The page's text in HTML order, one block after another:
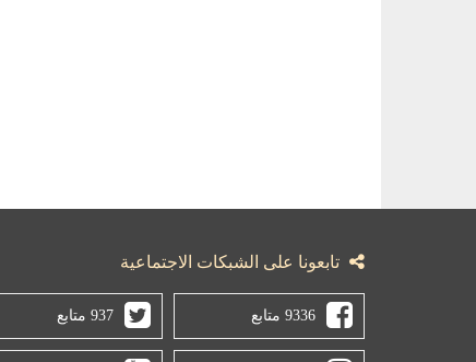
تابعونا على الشبكات الاجتماعية
9336 متابع 937 متابع